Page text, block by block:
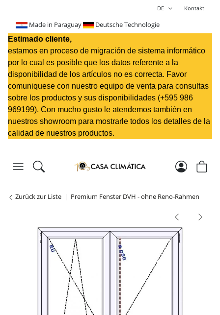
DE Kontakt
Made in Paraguay Deutsche Technologie
Estimado cliente,
estamos en proceso de migración de sistema informático
por lo cual es posible que los datos referente a la
disponibilidad de los artículos no es correcta. Favor
comuniquese con nuestro equipo de venta para consultas
sobre los productos y sus disponibilidades (+595 986
969199). Con mucho gusto le atendemos también en
nuestros showroom para mostrarle todos los detalles de la
calidad de nuestros productos.
Zurück zur Liste Premium Fenster DVH - ohne Reno-Rahmen